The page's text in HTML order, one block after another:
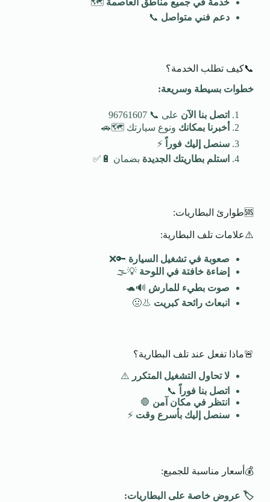
خدمة في جميع مناطق العاصمة 🗺️
دعم فني متواصل 📞
📞كيف تطلب الخدمة؟
خطوات بسيطة وسريعة:
اتصل بنا الآن على 📞 96761607
أخبرنا بمكانك ونوع سيارتك 🗺️🚗
سنصل إليك فوراً
⚡
استلم بطاريتك الجديدة بضمان 🔋✅
🆘طوارئ البطاريات:
⚠️علامات تلف البطارية:
صعوبة في تشغيل السيارة 🔑❌
إضاءة خافتة في اللوحة 💡🌫️
صوت بطيء للمارش 🔊🐢
انبعاث رائحة كبريت 👃🤢
🚨ماذا تفعل عند تلف البطارية؟
لا تحاول التشغيل المتكرر ⚠️
اتصل بنا فوراً
📞
انتظر في مكان آمن 🛑
سنصل إليك بأسرع وقت ⚡
💰أسعار مناسبة للجميع:
🏷️ عروض خاصة على البطاريات: